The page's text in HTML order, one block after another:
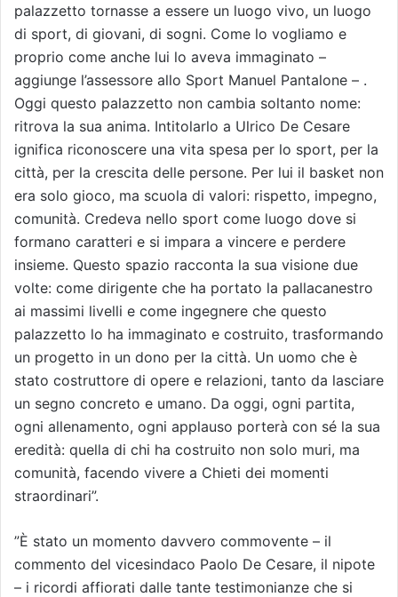
palazzetto tornasse a essere un luogo vivo, un luogo
di sport, di giovani, di sogni. Come lo vogliamo e
proprio come anche lui lo aveva immaginato –
aggiunge l’assessore allo Sport Manuel Pantalone – .
Oggi questo palazzetto non cambia soltanto nome:
ritrova la sua anima. Intitolarlo a Ulrico De Cesare
ignifica riconoscere una vita spesa per lo sport, per la
città, per la crescita delle persone. Per lui il basket non
era solo gioco, ma scuola di valori: rispetto, impegno,
comunità. Credeva nello sport come luogo dove si
formano caratteri e si impara a vincere e perdere
insieme. Questo spazio racconta la sua visione due
volte: come dirigente che ha portato la pallacanestro
ai massimi livelli e come ingegnere che questo
palazzetto lo ha immaginato e costruito, trasformando
un progetto in un dono per la città. Un uomo che è
stato costruttore di opere e relazioni, tanto da lasciare
un segno concreto e umano. Da oggi, ogni partita,
ogni allenamento, ogni applauso porterà con sé la sua
eredità: quella di chi ha costruito non solo muri, ma
comunità, facendo vivere a Chieti dei momenti
straordinari”.
”È stato un momento davvero commovente – il
commento del vicesindaco Paolo De Cesare, il nipote
– i ricordi affiorati dalle tante testimonianze che si